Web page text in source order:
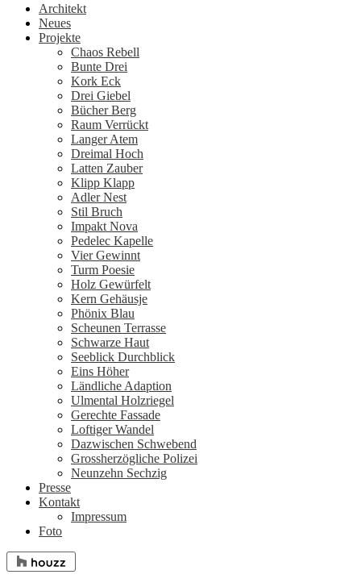
Architekt
Neues
Projekte
Chaos Rebell
Bunte Drei
Kork Eck
Drei Giebel
Bücher Berg
Raum Verrückt
Langer Atem
Dreimal Hoch
Latten Zauber
Klipp Klapp
Adler Nest
Stil Bruch
Impakt Nova
Pedelec Kapelle
Vier Gewinnt
Turm Poesie
Holz Gewürfelt
Kern Gehäusje
Phönix Blau
Scheunen Terrasse
Schwarze Haut
Seeblick Durchblick
Eins Höher
Ländliche Adaption
Ulmental Holzriegel
Gerechte Fassade
Loftiger Wandel
Dazwischen Schwebend
Grossherzögliche Polizei
Neunzehn Sechzig
Presse
Kontakt
Impressum
Foto